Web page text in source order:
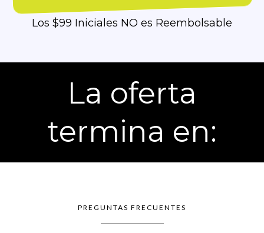
Los $99 Iniciales NO es Reembolsable
La oferta
termina en:
PREGUNTAS FRECUENTES